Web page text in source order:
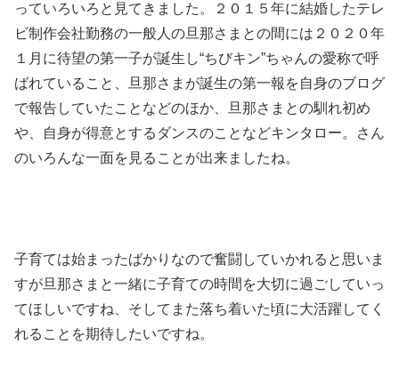
っていろいろと見てきました。２０１５年に結婚したテレ
ビ制作会社勤務の一般人の旦那さまとの間には２０２０年
１月に待望の第一子が誕生し“ちびキン”ちゃんの愛称で呼
ばれていること、旦那さまが誕生の第一報を自身のブログ
で報告していたことなどのほか、旦那さまとの馴れ初め
や、自身が得意とするダンスのことなどキンタロー。さん
のいろんな一面を見ることが出来ましたね。
子育ては始まったばかりなので奮闘していかれると思いま
すが旦那さまと一緒に子育ての時間を大切に過ごしていっ
てほしいですね、そしてまた落ち着いた頃に大活躍してく
れることを期待したいですね。